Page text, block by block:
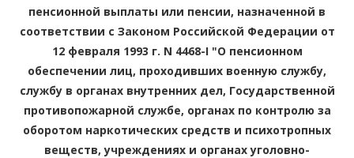
пенсионной выплаты или пенсии, назначенной в
соответствии с Законом Российской Федерации от
12 февраля 1993 г. N 4468-I "О пенсионном
обеспечении лиц, проходивших военную службу,
службу в органах внутренних дел, Государственной
противопожарной службе, органах по контролю за
оборотом наркотических средств и психотропных
веществ, учреждениях и органах уголовно-